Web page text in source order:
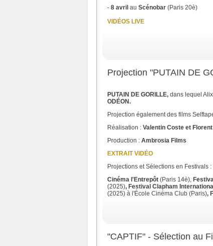
- 8 avril au Scénobar (Paris 20è)
VIDÉOS LIVE
Projection "PUTAIN DE
PUTAIN DE GORILLE, dans lequel
ODÉON.
Projection également des films
Réalisation : Valentin Coste et
Production : Ambrosia Films
EXTRAIT VIDÉO
Projections et Sélections en Festivals :
Cinéma l'Entrepôt (Paris 14è),
(2025), Festival Clapham
(2025) à l'École Cinéma Club (Paris),
"CAPTIF" - Sélection au